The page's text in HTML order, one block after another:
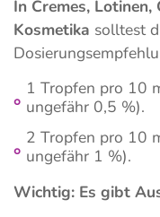
In Cremes, Lotinen,
Kosmetika solltest
1 Tropfen pro 10
ungefähr 0,5 %).
2 Tropfen pro 10
ungefähr 1 %).
Wichtig: Es gibt